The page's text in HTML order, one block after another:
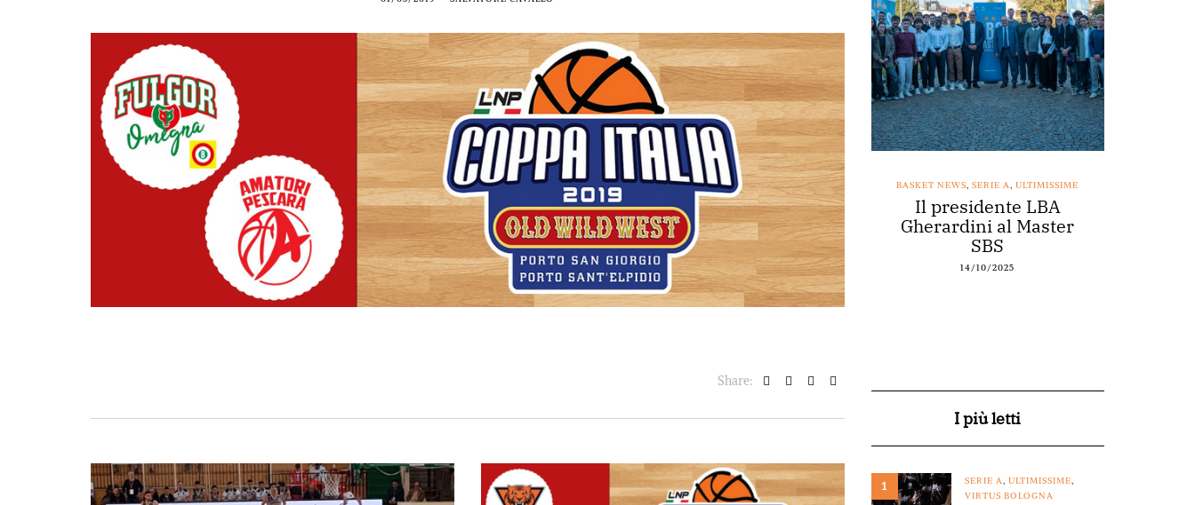
Share:
BASKET TORINO,BENEDETTO XIV CENTO
BERGAMO BASKET 2014
FORLÌ
PALLACANESTRO 2.015,FORTITUDO BOLOGNA
NEW BASKET BRINDISI ,PISTOIA BASKET
ROSETO
SCAFATI BASKET 1969
SCALIGERA
BASKET VERONA
,SCANDONE AVELLINO, SERIE
URANIA MILANO,VUELLE PESARO
Serie A2, le protagoniste
BASKET NEWS ULTIMISSIME
Alla Roig Arena di
Valencia arriva «The
Eye»
14/07/2025
BASKET NEWS,ULTIMISSIME
Piazza Paci a canestro
con un’opera d’arte a
cielo aperto
17/06/2026
BASKET NEWS,SERIE A,ULTIMISSIME
Il presidente LBA
Gherardini al Master
SBS
14/10/2025
I più letti
1 SERIE A, ULTIMISSIME,
VIRTUS BOLOGNA